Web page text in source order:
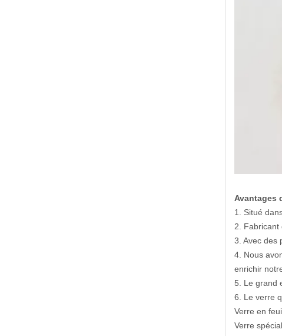
Avantages
1. Situé
2. Fabricant
3. Avec des
4. Nous
enrichir
5. Le grand
6. Le verre
Verre en
Verre